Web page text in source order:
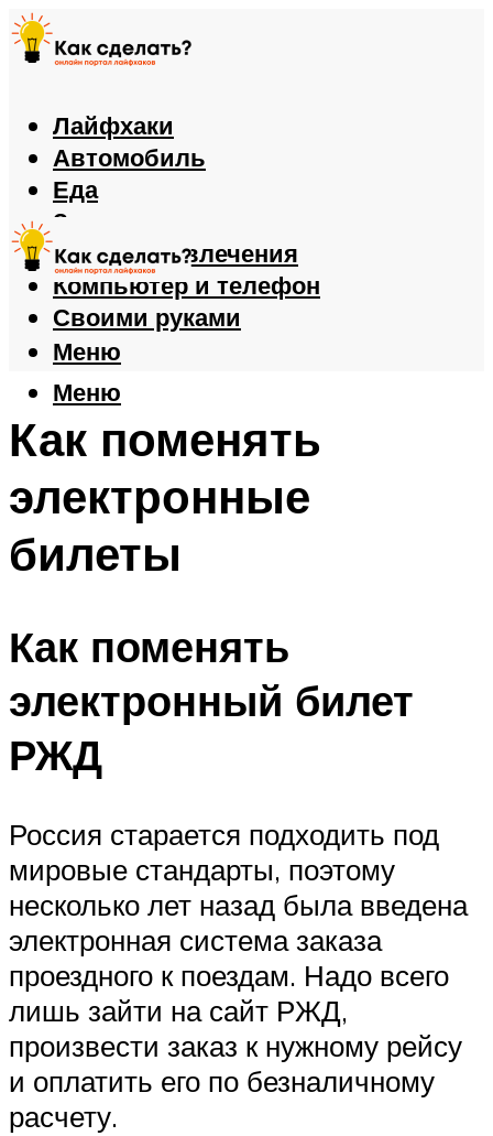
Лайфхаки
Автомобиль
Еда
Здоровье
Игры и развлечения
Компьютер и телефон
Своими руками
Меню
Меню
Как поменять
электронные
билеты
Как поменять
электронный билет
РЖД
Россия старается подходить под
мировые стандарты, поэтому
несколько лет назад была введена
электронная система заказа
проездного к поездам. Надо всего
лишь зайти на сайт РЖД,
произвести заказ к нужному рейсу
и оплатить его по безналичному
расчету.